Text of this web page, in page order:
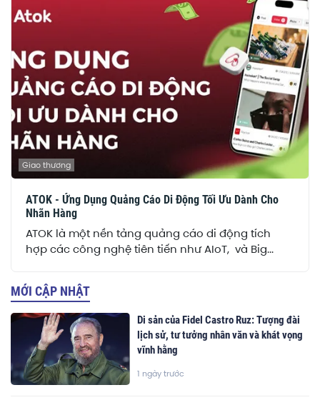
Giao thương
ATOK - Ứng Dụng Quảng Cáo Di Động Tối Ưu Dành Cho
Nhãn Hàng
ATOK là một nền tảng quảng cáo di động tích
hợp các công nghệ tiên tiến như AIoT, và Big...
MỚI CẬP NHẬT
Di sản của Fidel Castro Ruz: Tượng đài
lịch sử, tư tưởng nhân văn và khát vọng
vĩnh hằng
1 ngày trước